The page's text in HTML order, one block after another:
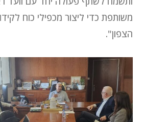
משותפת כדי ליצור מכפילי כוח
הצפון".